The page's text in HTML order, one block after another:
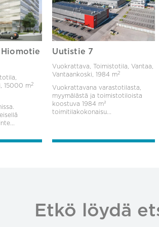
15000 m2
Uutistie 7
Vuokrattava, Toimistotila, Vantaa,
Vantaankoski,1984 m2
Vuokrattavana varastotilasta,
myymälästä ja toimistotiloista
koostuva 1984 m²
toimitilakokonaisu...
Etkö löydä